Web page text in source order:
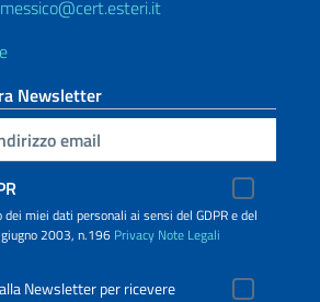
Newsletter
miei dati personali ai sensi del GDPR e del
2003, n.196 Privacy Note Legali
Newsletter per ricevere